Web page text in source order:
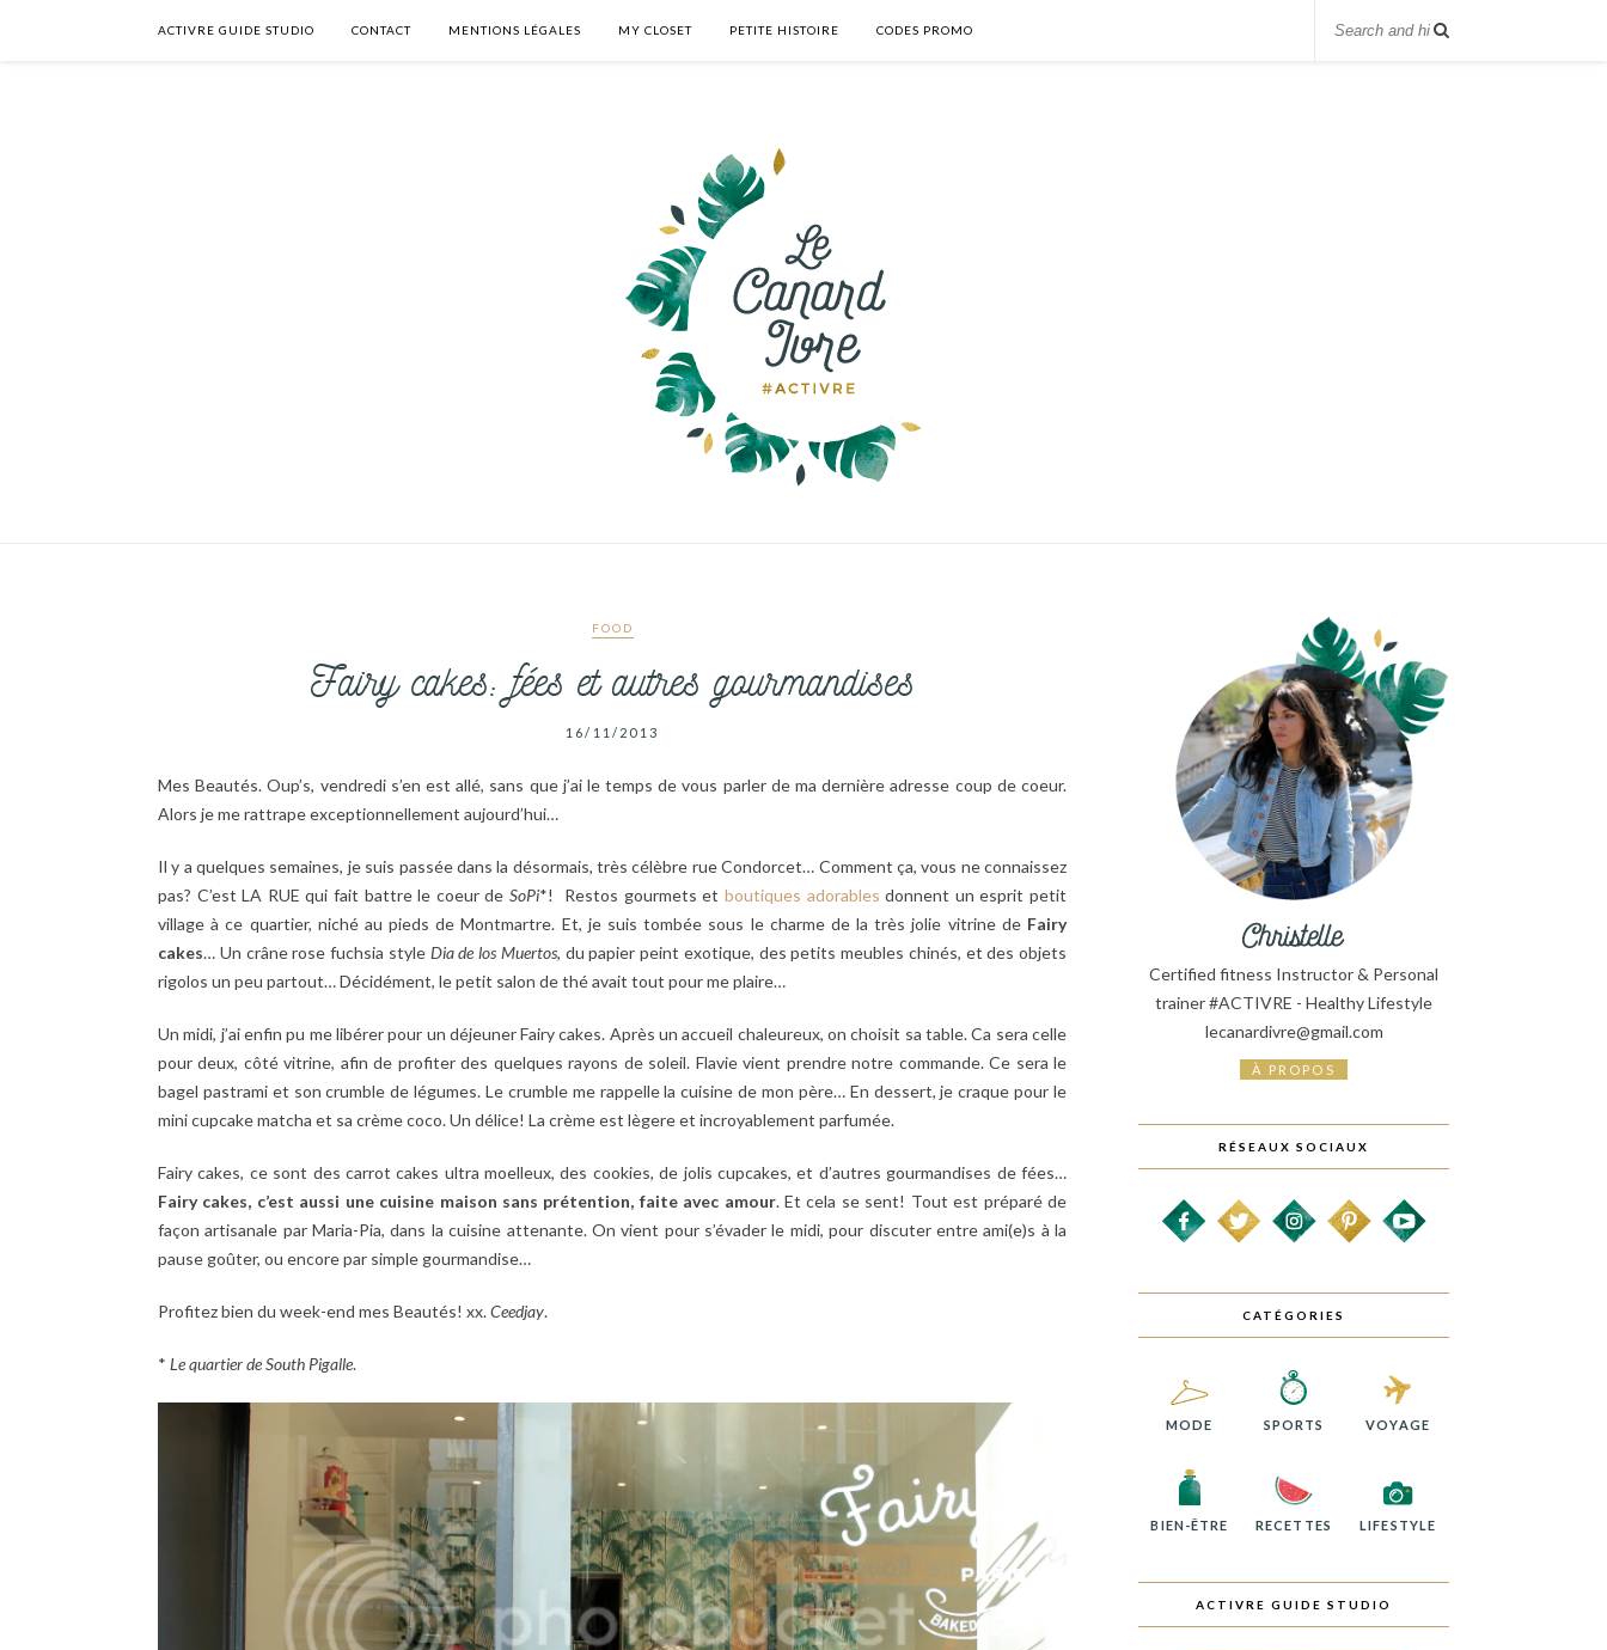
ACTIVRE GUIDE STUDIO CONTACT MENTIONS LÉGALES MY CLOSET PETITE HISTOIRE CODES PROMO
FOOD
Fairy cakes: fées et autres gourmandises
16/11/2013
Mes Beautés. Oup’s, vendredi s’en est allé, sans que j’ai le temps de vous parler de ma dernière adresse coup de coeur.
Alors je me rattrape exceptionnellement aujourd’hui…
Il y a quelques semaines, je suis passée dans la désormais, très célèbre rue Condorcet… Comment ça, vous ne connaissez
pas? C’est LA RUE qui fait battre le coeur de SoPi*! Restos gourmets et boutiques adorables donnent un esprit petit
village à ce quartier, niché au pieds de Montmartre. Et, je suis tombée sous le charme de la très jolie vitrine de Fairy
cakes… Un crâne rose fuchsia style Dia de los Muertos, du papier peint exotique, des petits meubles chinés, et des objets
rigolos un peu partout… Décidément, le petit salon de thé avait tout pour me plaire…
Un midi, j’ai enfin pu me libérer pour un déjeuner Fairy cakes. Après un accueil chaleureux, on choisit sa table. Ca sera celle
pour deux, côté vitrine, afin de profiter des quelques rayons de soleil. Flavie vient prendre notre commande. Ce sera le
bagel pastrami et son crumble de légumes. Le crumble me rappelle la cuisine de mon père… En dessert, je craque pour le
mini cupcake matcha et sa crème coco. Un délice! La crème est lègere et incroyablement parfumée.
Fairy cakes, ce sont des carrot cakes ultra moelleux, des cookies, de jolis cupcakes, et d’autres gourmandises de fées…
Fairy cakes, c’est aussi une cuisine maison sans prétention, faite avec amour. Et cela se sent! Tout est préparé de
façon artisanale par Maria-Pia, dans la cuisine attenante. On vient pour s’évader le midi, pour discuter entre ami(e)s à la
pause goûter, ou encore par simple gourmandise…
Profitez bien du week-end mes Beautés! xx.Ceedjay.
* Le quartier de South Pigalle.
Certified fitness Instructor & Personal
trainer #ACTIVRE - Healthy Lifestyle
lecanardivre@gmail.com
À PROPOS
RÉSEAUX SOCIAUX
CATÉGORIES
MODE SPORTS VOYAGE
BIEN-ÊTRE RECETTES LIFESTYLE
ACTIVRE GUIDE STUDIO